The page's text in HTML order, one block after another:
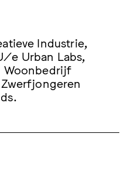
Industrie,
e Urban Labs,
Woonbedrijf